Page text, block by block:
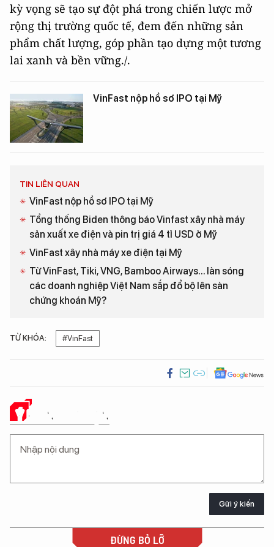
kỳ vọng sẽ tạo sự đột phá trong chiến lược mở
rộng thị trường quốc tế, đem đến những sản
phẩm chất lượng, góp phần tạo dựng một tương
lai xanh và bền vững./.
VinFast nộp hồ sơ IPO tại Mỹ
TIN LIÊN QUAN
VinFast nộp hồ sơ IPO tại Mỹ
Tổng thống Biden thông báo Vinfast xây nhà máy
sản xuất xe điện và pin trị giá 4 tỉ USD ở Mỹ
VinFast xây nhà máy xe điện tại Mỹ
Từ VinFast, Tiki, VNG, Bamboo Airways... làn sóng
các doanh nghiệp Việt Nam sắp đổ bộ lên sàn
chứng khoán Mỹ?
TỪ KHÓA: #VinFast
Ý KIẾN CỦA BẠN
Gửi ý kiến
ĐỪNG BỎ LỠ